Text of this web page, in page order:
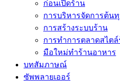
ก่อนเปิดร้าน
การบริหารจัดการต้น
การสร้างระบบร้าน
การทำการตลาดสไต
มือใหม่ทำร้านอาหาร
บทสัมภาษณ์
ซัพพลายเออร์